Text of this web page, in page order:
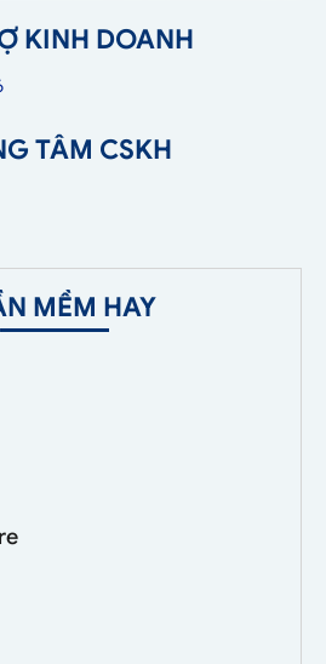
KINH DOANH
TÂM CSKH
MỀM HAY